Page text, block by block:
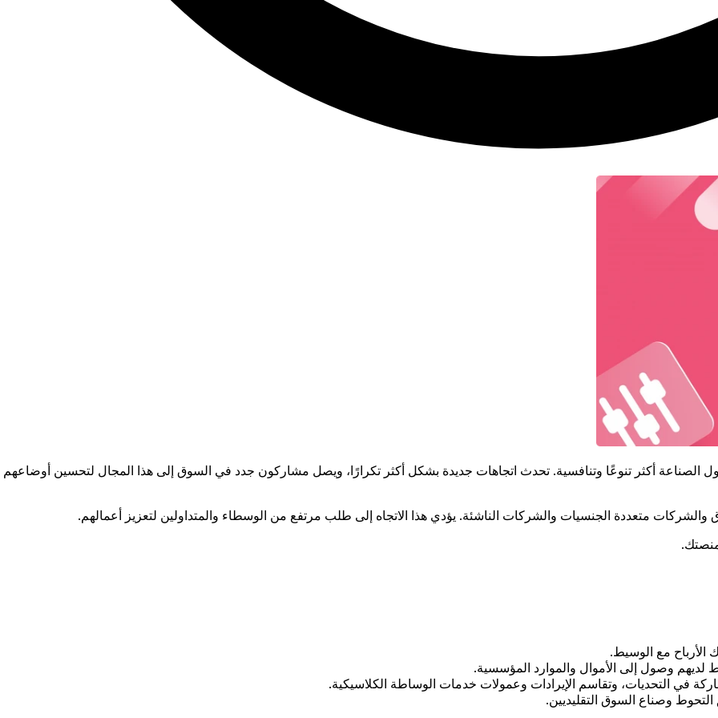
الصناعة أكثر تنوعًا وتنافسية. تحدث اتجاهات جديدة بشكل أكثر تكرارًا، ويصل مشاركون جدد في السوق إلى هذا المجال لتحسين أوضاعهم
متعددة الجنسيات والشركات الناشئة. يؤدي هذا الاتجاه إلى طلب مرتفع من الوسطاء والمتداولين لتعزيز أعمالهم.
الأرباح مع الوسيط.
وصول إلى الأموال والموارد المؤسسية.
في التحديات، وتقاسم الإيرادات وعمولات خدمات الوساطة الكلاسيكية.
وصناع السوق التقليديين.